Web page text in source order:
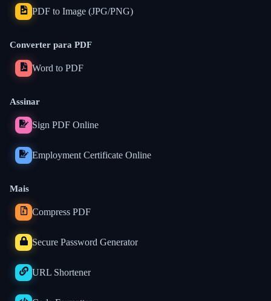
PDF to Image (JPG/PNG)
Converter para PDF
Word to PDF
Assinar
Sign PDF Online
Employment Certificate Online
Mais
Compress PDF
Secure Password Generator
URL Shortener